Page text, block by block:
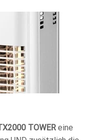
TOWER eine